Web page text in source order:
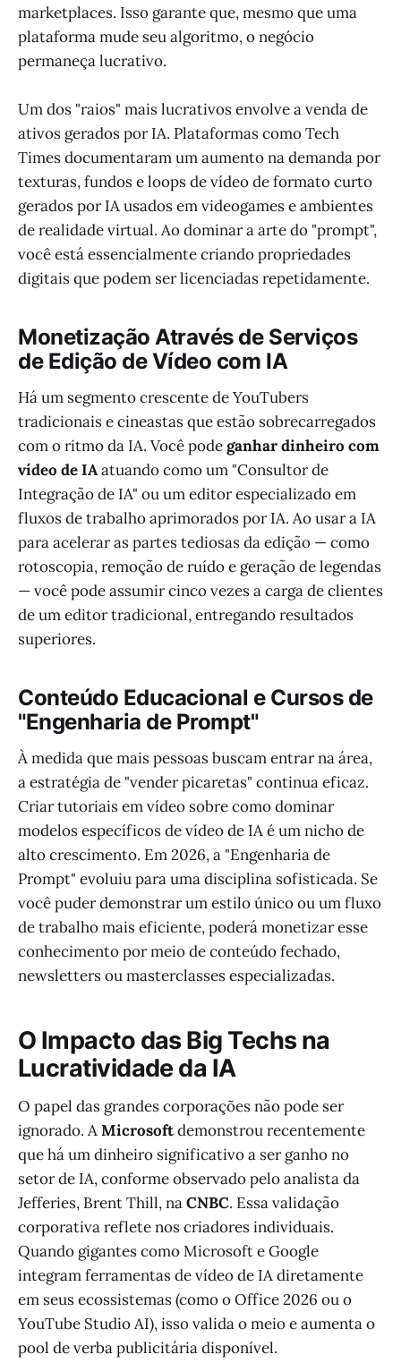
marketplaces. Isso garante que, mesmo que uma
plataforma mude seu algoritmo, o negócio
permaneça lucrativo.
Um dos "raios" mais lucrativos envolve a venda de
ativos gerados por IA. Plataformas como Tech
Times documentaram um aumento na demanda por
texturas, fundos e loops de vídeo de formato curto
gerados por IA usados em videogames e ambientes
de realidade virtual. Ao dominar a arte do "prompt",
você está essencialmente criando propriedades
digitais que podem ser licenciadas repetidamente.
Monetização Através de Serviços
de Edição de Vídeo com IA
Há um segmento crescente de YouTubers
tradicionais e cineastas que estão sobrecarregados
com o ritmo da IA. Você podeganhar dinheiro com
vídeo de IAatuando como um "Consultor de
Integração de IA" ou um editor especializado em
fluxos de trabalho aprimorados por IA. Ao usar a IA
para acelerar as partes tediosas da edição — como
rotoscopia, remoção de ruído e geração de legendas
— você pode assumir cinco vezes a carga de clientes
de um editor tradicional, entregando resultados
superiores.
Conteúdo Educacional e Cursos de
"Engenharia de Prompt"
À medida que mais pessoas buscam entrar na área,
a estratégia de "vender picaretas" continua eficaz.
Criar tutoriais em vídeo sobre como dominar
modelos específicos de vídeo de IA é um nicho de
alto crescimento. Em 2026, a "Engenharia de
Prompt" evoluiu para uma disciplina sofisticada. Se
você puder demonstrar um estilo único ou um fluxo
de trabalho mais eficiente, poderá monetizar esse
conhecimento por meio de conteúdo fechado,
newsletters ou masterclasses especializadas.
O Impacto das Big Techs na
Lucratividade da IA
O papel das grandes corporações não pode ser
ignorado. AMicrosoftdemonstrou recentemente
que há um dinheiro significativo a ser ganho no
setor de IA, conforme observado pelo analista da
Jefferies, Brent Thill, naCNBC. Essa validação
corporativa reflete nos criadores individuais.
Quando gigantes como Microsoft e Google
integram ferramentas de vídeo de IA diretamente
em seus ecossistemas (como o Office 2026 ou o
YouTube Studio AI), isso valida o meio e aumenta o
pool de verba publicitária disponível.